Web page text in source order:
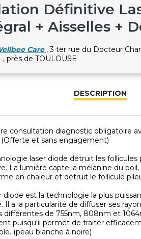
Définitive
+ Aisselles +
Care , 3 ter rue du Docteur
, près de TOULOUSE
DESCRIPTION
consultation diagnostic obligatoire
(Offerte et sans engagement)
laser diode détruit les
La lumière capte la mélanine du
en chaleur et détruit le follicule
diode est la technologie la plus
Il a la particularité de diffuser ses
différentes de 755nm, 808nm et
puisqu'il permet de traiter
(peau blanche à noire)